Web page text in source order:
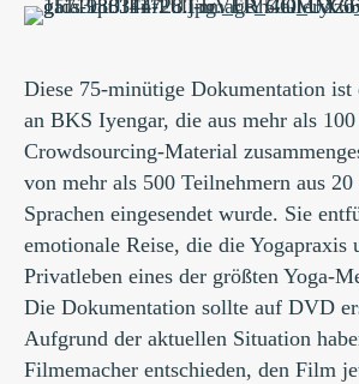
Diese 75-minütige Dokumentation ist
an BKS Iyengar, die aus mehr als 100
Crowdsourcing-Material
von mehr als 500 Teilnehmern aus
Sprachen eingesendet wurde. Sie
emotionale Reise, die die Yogapraxis
Privatleben eines der größten Yoga-
Die Dokumentation sollte auf DVD
Aufgrund der aktuellen Situation
Filmemacher entschieden, den Film